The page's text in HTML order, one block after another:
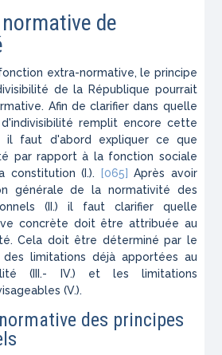
de
extra-normative, le principe
de la République pourrait
Afin de clarifier dans quelle
remplit encore cette
il faut d'abord expliquer ce que
par rapport à la fonction sociale
constitution (I.).
[065] Après avoir
générale de la normativité des
(II.) il faut clarifier quelle
concrète doit être attribuée au
Cela doit être déterminé par le
des limitations déjà apportées au
(III.- IV.) et les limitations
(V.).
des principes